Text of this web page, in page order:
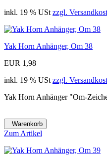
inkl. 19 % USt zzgl.
Yak Horn Anhänger, Om 38
EUR 1,98
inkl. 19 % USt zzgl.
Yak Horn Anhänger "Om-
Warenkorb
Zum Artikel